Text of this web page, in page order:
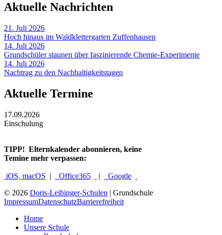
Aktuelle Nachrichten
21. Juli 2026
Hoch hinaus im Waldklettergarten Zuffenhausen
14. Juli 2026
Grundschüler staunen über faszinierende Chemie-Experimente
14. Juli 2026
Nachtrag zu den Nachhaltigkeitstagen
Aktuelle Termine
17.09.2026
Einschulung
TIPP! Elternkalender abonnieren, keine
Temine mehr verpassen:
iOS, macOS | Office365 |
Google
© 2026 Doris-Leibinger-Schulen | Grundschule
ImpressumDatenschutzBarrierefreiheit
Home
Unsere Schule